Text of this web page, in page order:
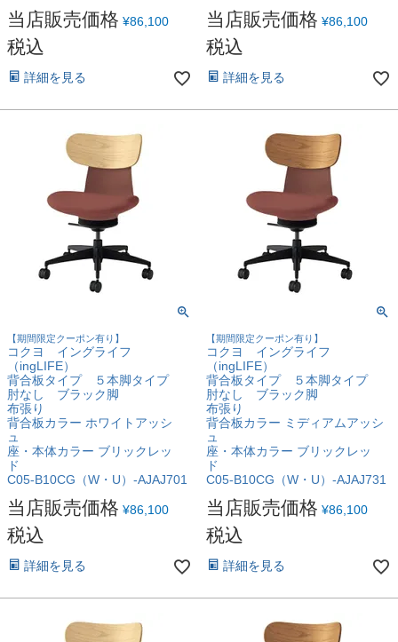
当店販売価格 ¥86,100
税込
詳細を見る
当店販売価格 ¥86,100
税込
詳細を見る
【期間限定クーポン有り】
コクヨ イングライフ
（ingLIFE）
背合板タイプ ５本脚タイプ
肘なし ブラック脚
布張り
背合板カラー ホワイトアッシ
ュ
座・本体カラー ブリックレッ
ド
C05-B10CG（W・U）-AJAJ701
当店販売価格 ¥86,100
税込
詳細を見る
【期間限定クーポン有り】
コクヨ イングライフ
（ingLIFE）
背合板タイプ ５本脚タイプ
肘なし ブラック脚
布張り
背合板カラー ミディアムアッシ
ュ
座・本体カラー ブリックレッ
ド
C05-B10CG（W・U）-AJAJ731
当店販売価格 ¥86,100
税込
詳細を見る